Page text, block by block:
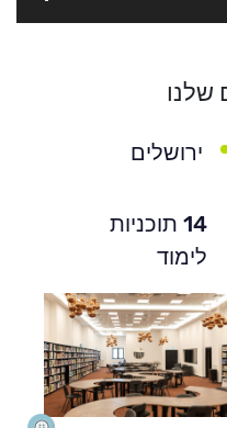
שלנו
ירושלים
14 תוכניות
לימוד